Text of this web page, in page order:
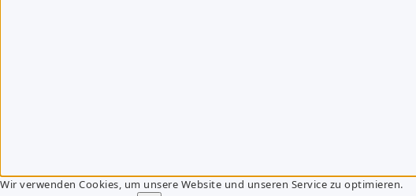
Wir verwenden Cookies, um unsere Website und unseren Service zu optimieren.